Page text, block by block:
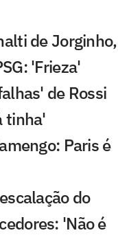
de Jorginho,
'Frieza'
de Rossi
tinha'
Paris é
do
'Não é